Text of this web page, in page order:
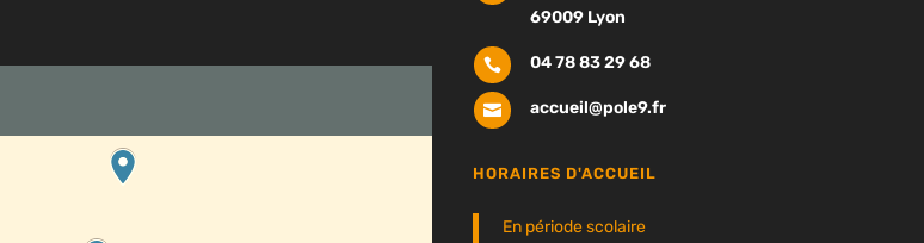
69009 Lyon
 04 78 83 29 68
 accueil@pole9.fr
HORAIRES D'ACCUEIL
En période scolaire